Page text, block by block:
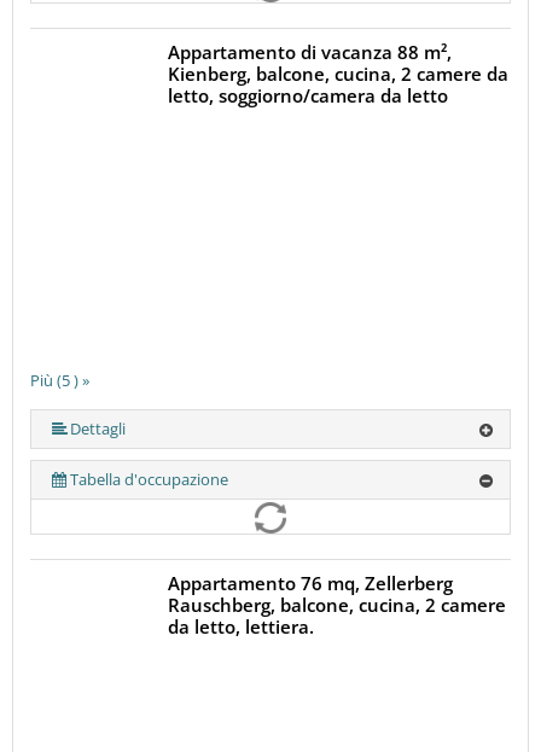
Più (5 ) »
Più (5 ) »
Appartamento di vacanza 88 m²,
Kienberg, balcone, cucina, 2 camere da
letto, soggiorno/camera da letto
Dettagli
Tabella d'occupazione
Appartamento 76 mq, Zellerberg
Rauschberg, balcone, cucina, 2 camere
da letto, lettiera.